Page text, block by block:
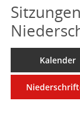
Kalender